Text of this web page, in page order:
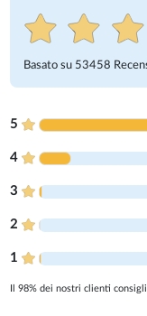
Basato su 53458
5
4
3
2
1
Il 98% dei nostri clienti